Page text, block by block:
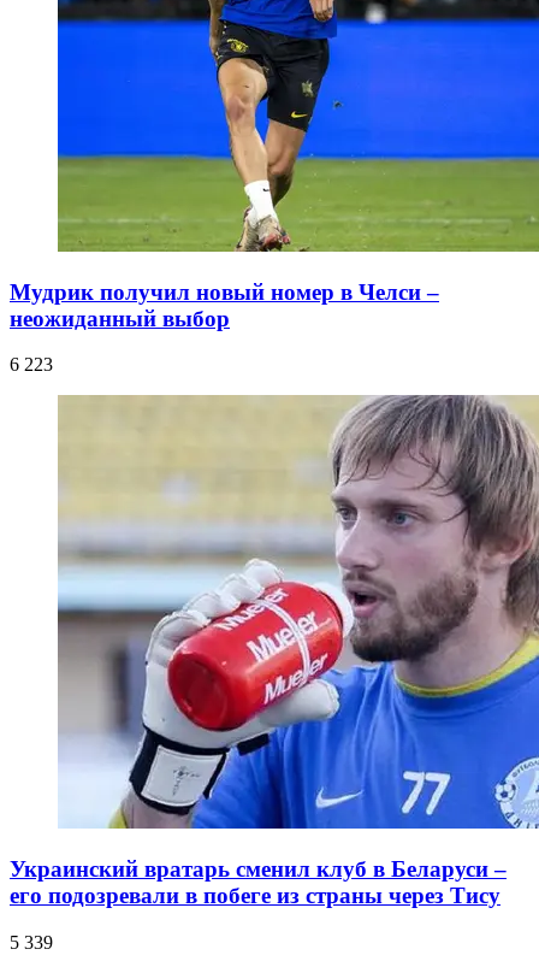
Мудрик получил новый номер в Челси –
неожиданный выбор
6 223
Украинский вратарь сменил клуб в Беларуси –
его подозревали в побеге из страны через Тису
5 339